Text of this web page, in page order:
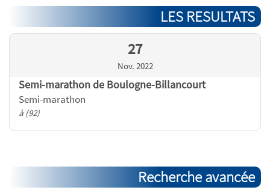
LES RESULTATS
27
Nov. 2022
Semi-marathon de Boulogne-Billancourt
Semi-marathon
à (92)
Recherche avancée